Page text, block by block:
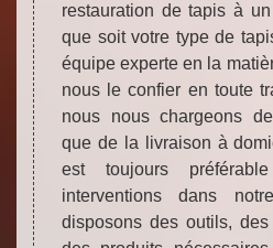
restauration de tapis à
que soit votre type de
équipe experte en la
nous le confier en toute
nous nous chargeons
que de la livraison à
est toujours
interventions dans
disposons des outils,